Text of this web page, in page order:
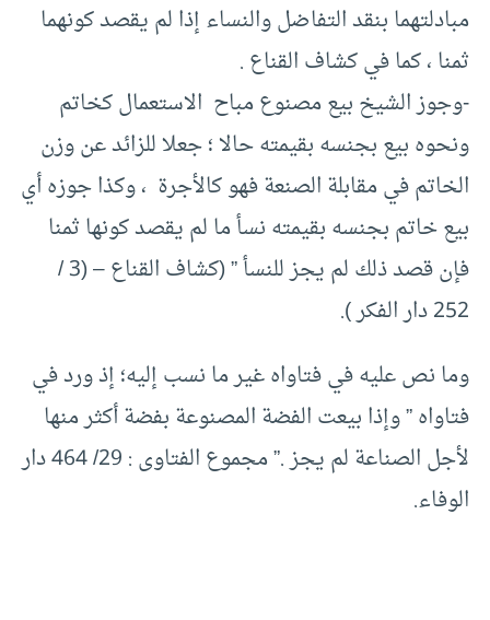
مبادلتهما بنقد التفاضل والنساء إذا لم يقصد كونهما
ثمنا ، كما في كشاف القناع .
-وجوز الشيخ بيع مصنوع مباح الاستعمال كخاتم
ونحوه بيع بجنسه بقيمته حالا ؛ جعلا للزائد عن وزن
الخاتم في مقابلة الصنعة فهو كالأجرة ، وكذا جوزه أي
بيع خاتم بجنسه بقيمته نسأ ما لم يقصد كونها ثمنا
فإن قصد ذلك لم يجز للنسأ ” (كشاف القناع – (3 /
252 دار الفكر ).
وما نص عليه في فتاواه غير ما نسب إليه؛ إذ ورد في
فتاواه ” وإذا بيعت الفضة المصنوعة بفضة أكثر منها
لأجل الصناعة لم يجز .” مجموع الفتاوى : 29/ 464 دار
الوفاء.